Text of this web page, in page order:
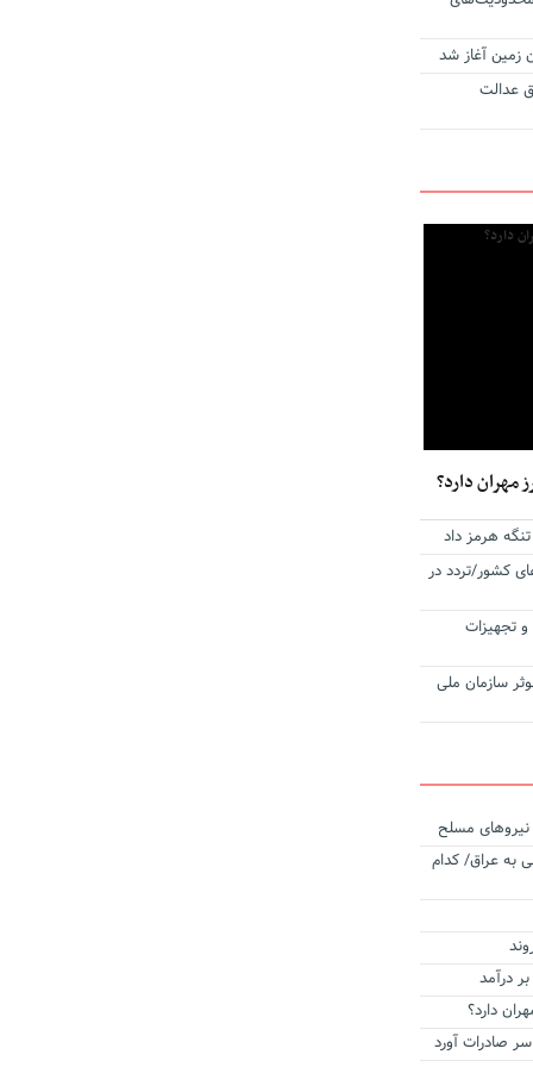
زمین آغاز شد
عدالت
مهران دارد؟
هرمز داد
کشور/تردد در
و تجهیزات
سازمان ملی
نیروهای مسلح
به عراق/ کدام
درآمد
دارد؟
سر صادرات آورد